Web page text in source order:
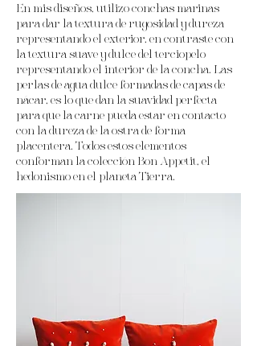
En mis diseños, utilizo conchas marinas
para dar la textura de rugosidad y dureza
representando el exterior, en contraste con
la textura suave y dulce del terciopelo
representando el interior de la concha. Las
perlas de agua dulce formadas de capas de
nácar, es lo que dan la suavidad perfecta
para que la carne pueda estar en contacto
con la dureza de la ostra de forma
placentera. Todos estos elementos
conforman la colección Bon Appetit, el
hedonismo en el planeta Tierra.